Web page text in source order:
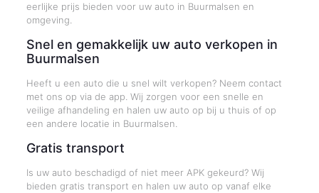
eerlijke prijs bieden voor uw auto in Buurmalsen en
omgeving.
Snel en gemakkelijk uw auto verkopen in
Buurmalsen
Heeft u een auto die u snel wilt verkopen? Neem contact
met ons op via de app. Wij zorgen voor een snelle en
veilige afhandeling en halen uw auto op bij u thuis of op
een andere locatie in Buurmalsen.
Gratis transport
Is uw auto beschadigd of niet meer APK gekeurd? Wij
bieden gratis transport en halen uw auto op vanaf elke